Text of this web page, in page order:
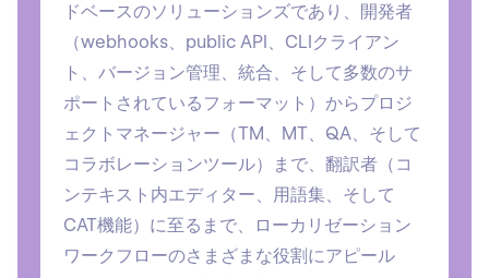
ドベースのソリューションズであり、開発者
（webhooks、public API、CLIクライアン
ト、バージョン管理、統合、そして多数のサ
ポートされているフォーマット）からプロジ
ェクトマネージャー（TM、MT、QA、そして
コラボレーションツール）まで、翻訳者（コ
ンテキスト内エディター、用語集、そして
CAT機能）に至るまで、ローカリゼーション
ワークフローのさまざまな役割にアピール